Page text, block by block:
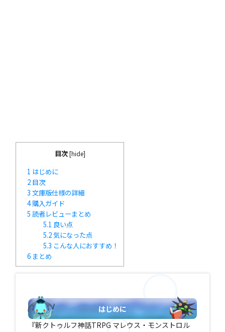
目次 [hide]
1 はじめに
2 目次
3 文庫版仕様の詳細
4購入ガイド
5 読者レビューまとめ
5.1 良い点
5.2気になった点
5.3 こんな人におすすめ！
6 まとめ
はじめに
『新クトゥルフ神話TRPG マレウス・モンストロル